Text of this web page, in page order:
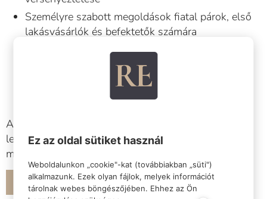
Személyre szabott megoldások fiatal párok, első
lakásvásárlók és befektetők számára
Egyedi kamatkedvezmények, díjmentes
előtörlesztés lehetősége
Bizonytalan hitelképesség vagy kevés önerő
esetén is van megoldás
A célunk, hogy a hitelfelvétel ne stressz, hanem
lehetőség legyen. Kérd hitelközvetítőnk segítségét
már a folyamat elején!
BESZÉLJEN HITELKÖZVETÍTŐNKKEL!
Ez az oldal sütiket használ
Weboldalunkon „cookie"-kat (továbbiakban „süti")
alkalmazunk. Ezek olyan fájlok, melyek információt
tárolnak webes böngészőjében. Ehhez az Ön